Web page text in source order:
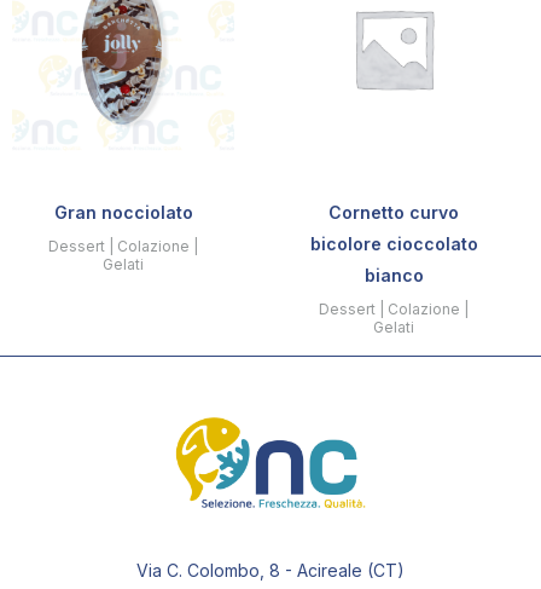
Gran nocciolato
Dessert | Colazione |
Gelati
Cornetto curvo
bicolore cioccolato
bianco
Dessert | Colazione |
Gelati
Via C. Colombo, 8 - Acireale (CT)